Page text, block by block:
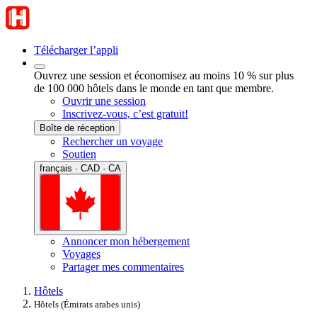
Télécharger l’appli
Ouvrez une session et économisez au moins 10 % sur plus
de 100 000 hôtels dans le monde en tant que membre.
Ouvrir une session
Inscrivez-vous, c’est gratuit!
Boîte de réception
Rechercher un voyage
Soutien
français · CAD · CA
Annoncer mon hébergement
Voyages
Partager mes commentaires
Hôtels
Hôtels (Émirats arabes unis)